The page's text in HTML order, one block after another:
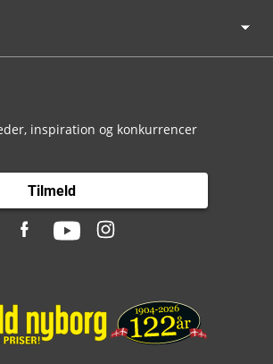
inspiration og konkurrencer
Tilmeld